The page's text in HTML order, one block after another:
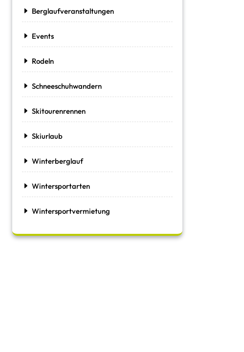
Berglaufveranstaltungen
Events
Rodeln
Schneeschuhwandern
Skitourenrennen
Skiurlaub
Winterberglauf
Wintersportarten
Wintersportvermietung